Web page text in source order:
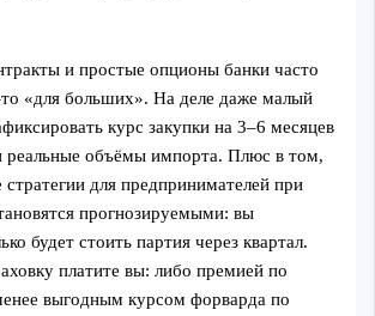
и простые опционы банки часто
«для больших». На деле даже малый
курс закупки на 3–6 месяцев
реальные объёмы импорта. Плюс в том,
для предпринимателей при
прогнозируемыми: вы
будет стоить партия через квартал.
платите вы: либо премией по
выгодным курсом форварда по